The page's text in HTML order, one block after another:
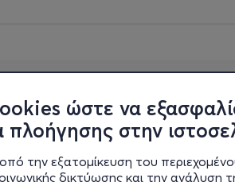
ώστε να
πλοήγησης στην
την εξατομίκευση του
δικτύωσης και την ανάλυση